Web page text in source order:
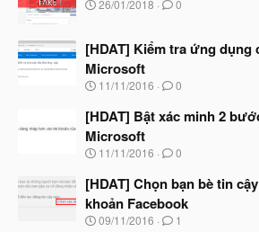
y
b
ắ
t
ầ
u
26/01/2018 0
[HDAT] Kiểm tra ứng dụng
Microsoft
N
à
b
ắ
đ
ầ
u
11/11/2016 0
[HDAT] Bật xác minh 2
Microsoft
N
à
b
ắ
11/11/2016 0
[HDAT] Chọn bạn bè tin
khoản Facebook
N
09/11/2016 1